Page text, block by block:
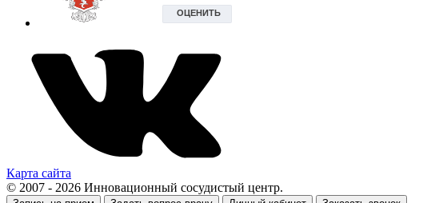
Карта сайта
© 2007 - 2026 Инновационный сосудистый центр.